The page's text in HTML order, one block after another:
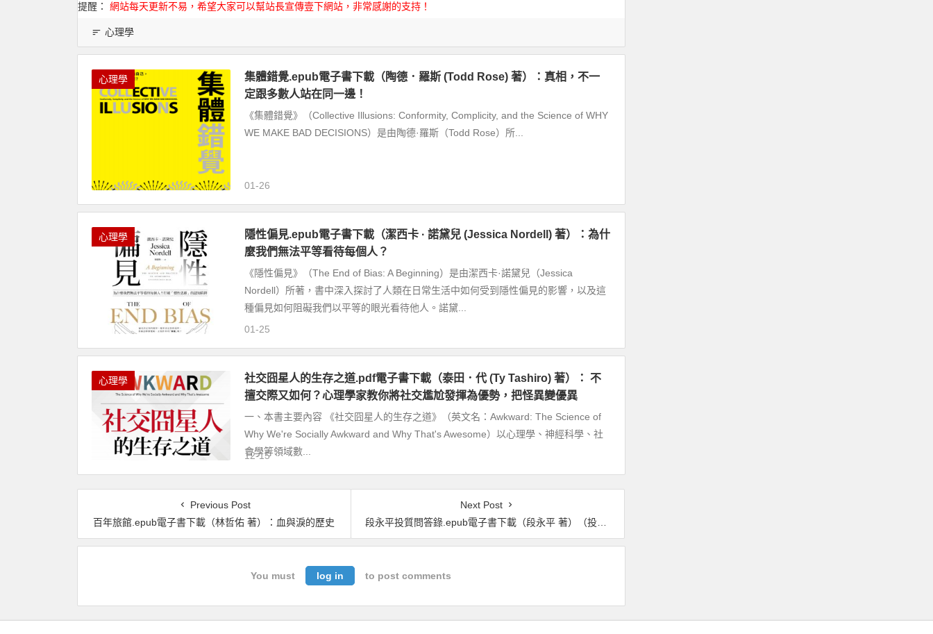
提醒： 網站每天更新不易，希望大家可以幫站長宣傳壹下網站，非常感謝的支持！
心理學
心理學
集體錯覺.epub電子書下載（陶德．羅斯 (Todd Rose) 著）：真相，不一
定跟多數人站在同一邊！
《集體錯覺》（Collective Illusions: Conformity, Complicity, and the Science of WHY
WE MAKE BAD DECISIONS）是由陶德·羅斯（Todd Rose）所...
01-26
心理學
隱性偏見.epub電子書下載（潔西卡 · 諾黛兒 (Jessica Nordell) 著）：為什
麼我們無法平等看待每個人？
《隱性偏見》（The End of Bias: A Beginning）是由潔西卡·諾黛兒（Jessica
Nordell）所著，書中深入探討了人類在日常生活中如何受到隱性偏見的影響，以及這
種偏見如何阻礙我們以平等的眼光看待他人。諾黛...
01-25
心理學
社交囧星人的生存之道.pdf電子書下載（泰田．代 (Ty Tashiro) 著）： 不
擅交際又如何？心理學家教你將社交尷尬發揮為優勢，把怪異變優異
一、本書主要內容 《社交囧星人的生存之道》（英文名：Awkward: The Science of
Why We're Socially Awkward and Why That's Awesome）以心理學、神經科學、社
會學等領域數...
12-15
Previous Post
百年旅館.epub電子書下載（林哲佑 著）：血與淚的歷史
Next Post
段永平投質問答錄.epub電子書下載（段永平 著）（投資邏輯篇）
You must log in to post comments